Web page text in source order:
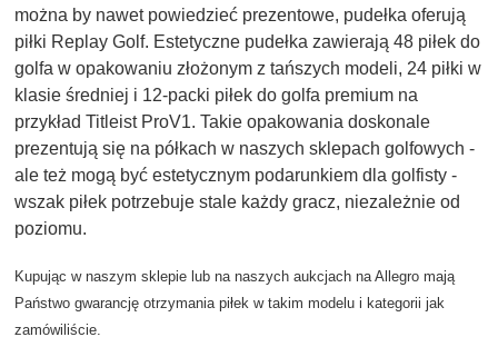
można by nawet powiedzieć prezentowe, pudełka oferują
piłki Replay Golf. Estetyczne pudełka zawierają 48 piłek do
golfa w opakowaniu złożonym z tańszych modeli, 24 piłki w
klasie średniej i 12-packi piłek do golfa premium na
przykład Titleist ProV1. Takie opakowania doskonale
prezentują się na półkach w naszych sklepach golfowych -
ale też mogą być estetycznym podarunkiem dla golfisty -
wszak piłek potrzebuje stale każdy gracz, niezależnie od
poziomu.
Kupując w naszym sklepie lub na naszych aukcjach na Allegro mają
Państwo gwarancję otrzymania piłek w takim modelu i kategorii jak
zamówiliście.